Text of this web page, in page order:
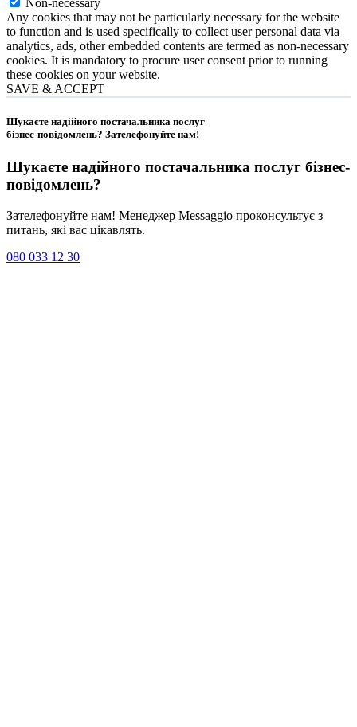
Non-necessary
Any cookies that may not be particularly necessary for the website
to function and is used specifically to collect user personal data via
analytics, ads, other embedded contents are termed as non-necessary
cookies. It is mandatory to procure user consent prior to running
these cookies on your website.
SAVE & ACCEPT
Шукаєте надійного постачальника послуг
бізнес-повідомлень? Зателефонуйте нам!
Шукаєте надійного постачальника послуг бізнес-
повідомлень?
Зателефонуйте нам! Менеджер Messaggio проконсультує з
питань, які вас цікавлять.
080 033 12 30